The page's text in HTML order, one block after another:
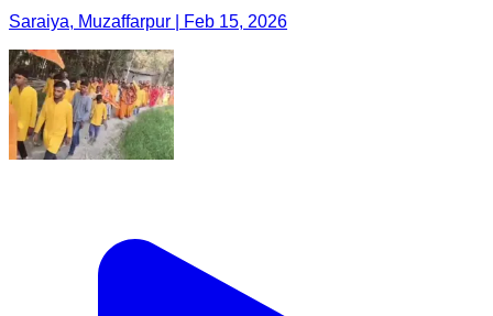
Saraiya, Muzaffarpur | Feb 15, 2026